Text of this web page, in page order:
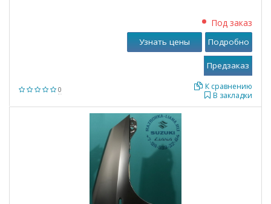
0
Под заказ
В закладки
К сравнению
Узнать цены Подробно